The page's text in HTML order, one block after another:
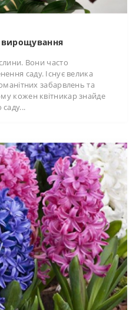
вирощування
Вони часто
саду. Існує велика
забарвлень та
кожен квітникар знайде